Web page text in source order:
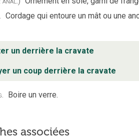
Cordage qui entoure un mât ou une
un derrière la cravate
un coup derrière la cravate
Boire un verre.
associées